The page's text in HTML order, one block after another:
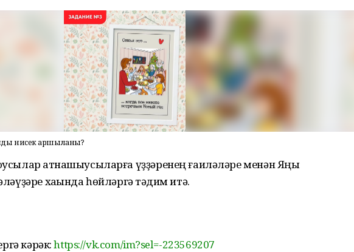
нисек ҡаршыланы?
ҡатнашыусыларға үҙҙәренең ғаиләләре менән Яңы
хаҡында һөйләргә тәҡдим итә.
кәрәк:https://vk.com/im?sel=-223569207